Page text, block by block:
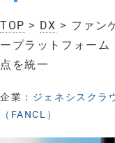
TOP > DX > ファン
ープラットフォー
点を統一
企業： ジェネシスクラ
（FANCL）